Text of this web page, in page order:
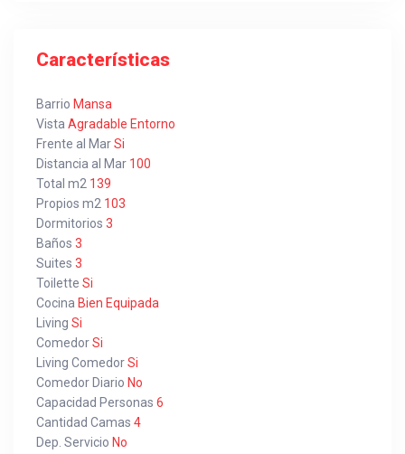
Características
Barrio Mansa
Vista Agradable Entorno
Frente al MarSi
Distancia al Mar 100
Total m2 139
Propios m2 103
Dormitorios 3
Baños 3
Suites 3
Toilette Si
Cocina Bien Equipada
Living Si
ComedorSi
Living ComedorSi
Comedor Diario No
Capacidad Personas 6
Cantidad Camas 4
Dep. Servicio No